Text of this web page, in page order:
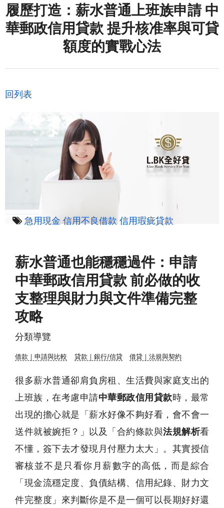
履歷打造：薪水普通上班族申請 中
華郵政信用貸款 提升核准率與可貸
額度的實戰心法
回列表
急用現金 信用不良借款 信用瑕疵貸款
薪水普通也能穩穩過件：申請
中華郵政信用貸款 前必做的收
支整理與財力與文件準備完整
攻略
分類導覽
借款｜申請與比較 貸款｜銀行/信貸 借貸｜法規與契約
很多薪水普通卻肩負房租、生活費與家庭支出的
上班族，在考慮申請中華郵政信用貸款時，最常
出現的擔心就是「薪水好像不夠好看，會不會一
送件就被婉拒？」以及「合約條款與法規解析看
不懂，簽下去才發現月付壓力太大」。其實授信
審核並不是只看你月薪數字的高低，而是綜合
「現金流穩定度、負債結構、信用紀錄、財力文
件完整度」來判斷你是不是一個可以長期好好還